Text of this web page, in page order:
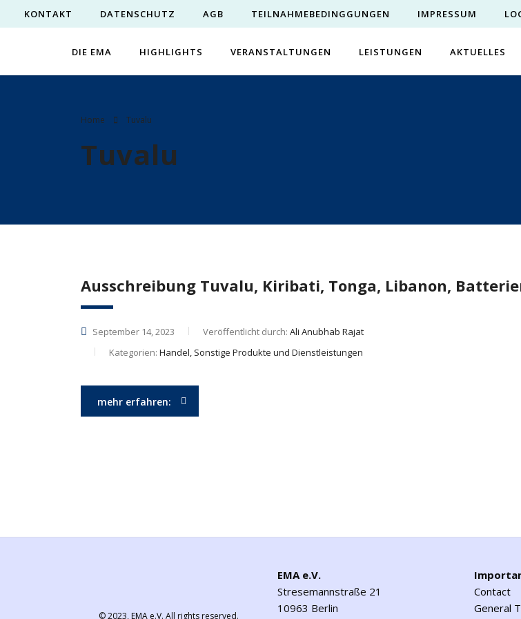
KONTAKT DATENSCHUTZ AGB TEILNAHMEBEDINGGUNGEN IMPRESSUM
DIE EMA HIGHLIGHTS VERANSTALTUNGEN LEISTUNGEN AKTUELLES
Home Tuvalu
Tuvalu
Ausschreibung Tuvalu, Kiribati, Tonga, Libanon,
September 14, 2023 Veröffentlicht durch: Ali Anubhab Rajat
Kategorien: Handel, Sonstige Produkte und Dienstleistungen
mehr erfahren:
© 2023,EMA e.V. All rights reserved.
EMA e.V.
Stresemannstraße 21
10963 Berlin
Contact
General